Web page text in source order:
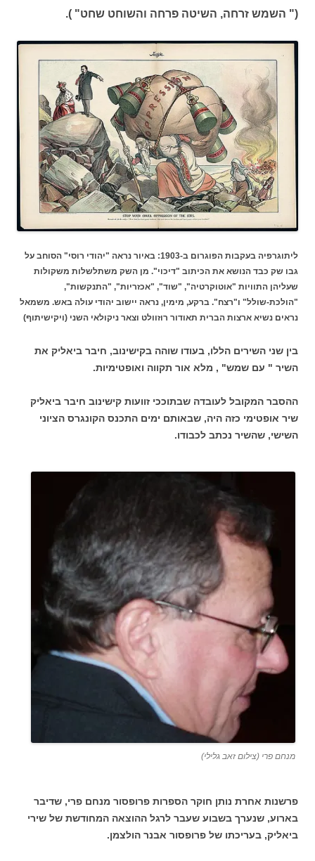
(" השמש זרחה, השיטה פרחה והשוחט שחט" ).
ליתוגרפיה בעקבות הפוגרום ב-1903: באיור נראה "יהודי רוסי" הסוחב על
גבו שק כבד הנושא את הכיתוב "דיכוי". מן השק משתלשלות משקולות
שעליהן התוויות "אוטוקרטיה", "שוד‎", "אכזריות", "התנקשות",
"הולכת-שולל" ו"רצח". ברקע, מימין, נראה יישוב יהודי עולה באש. משמאל
נראים נשיא ארצות הברית תאודור רוזוולט וצאר ניקולאי השני (ויקישיתוף)
בין שני השירים הללו, בעודו שוהה בקישינוב, חיבר ביאליק את
השיר " עם שמש" , מלא אור תקווה ואופטימיות.
ההסבר המקובל לעובדה שבתוככי זוועות קישינוב חיבר ביאליק
שיר אופטימי כזה היה, שבאותם ימים התכנס הקונגרס הציוני
השישי, שהשיר נכתב לכבודו.
מנחם פרי (צילום זאב גלילי)
פרשנות אחרת נותן חוקר הספרות פרופסור מנחם פרי, שדיבר
בארוע, שנערך בשבוע שעבר לרגל ההוצאה המחודשת של שירי
ביאליק, בעריכתו של פרופסור אבנר הולצמן.